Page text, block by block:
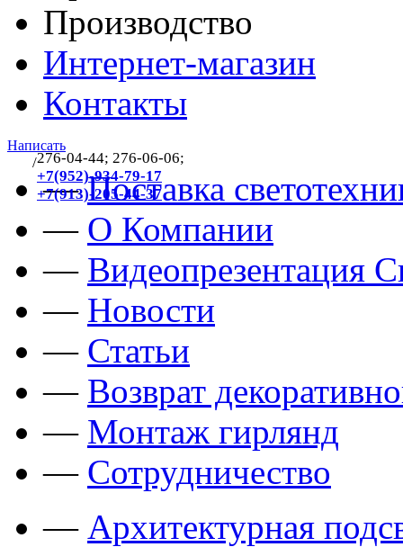
Производство
Интернет-магазин
Контакты
Написать
/276-04-44; 276-06-06;
+7(952)-934-79-17
+7(913)-205-44-37
—Поставка
— О Компании
— Видеопрезентация
— Новости
— Статьи
— Возврат
— Монтаж гирлянд
— Сотрудничество
— Архитектурная